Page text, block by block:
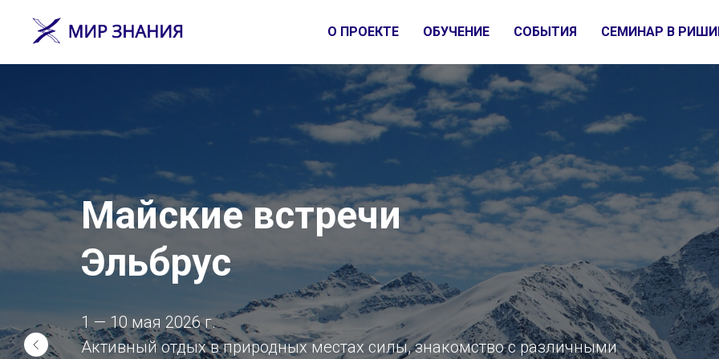
О ПРОЕКТЕ ОБУЧЕНИЕ СОБЫТИЯ СЕМИНАР В
Майские встречи
Эльбрус
1 — 10 мая 2026 г.
Активный отдых в природных местах силы, знакомство с различными